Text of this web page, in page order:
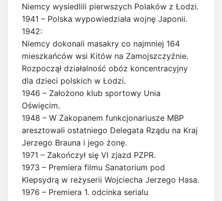
Niemcy wysiedlili pierwszych Polaków z Łodzi.
1941 – Polska wypowiedziała wojnę Japonii.
1942:
Niemcy dokonali masakry co najmniej 164
mieszkańców wsi Kitów na Zamojszczyźnie.
Rozpoczął działalność obóz koncentracyjny
dla dzieci polskich w Łodzi.
1946 – Założono klub sportowy Unia
Oświęcim.
1948 – W Zakopanem funkcjonariusze MBP
aresztowali ostatniego Delegata Rządu na Kraj
Jerzego Brauna i jego żonę.
1971 – Zakończył się VI zjazd PZPR.
1973 – Premiera filmu Sanatorium pod
Klepsydrą w reżyserii Wojciecha Jerzego Hasa.
1976 – Premiera 1. odcinka serialu